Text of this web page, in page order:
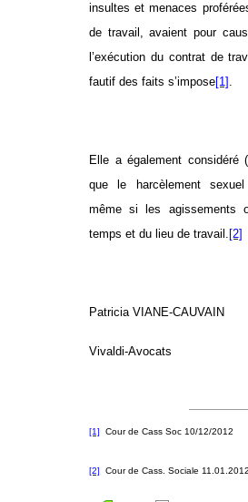
insultes et menaces
de travail, avaient pour
l’exécution du contrat de
fautif des faits s’impose[1] .
Elle a également considéré
que le harcèlement
même si les agissements
temps et du lieu de travail. [2]
Patricia VIANE-CAUVAIN
Vivaldi-Avocats
[1] Cour de Cass Soc 10/12/2012
[2] Cour de Cass. Sociale